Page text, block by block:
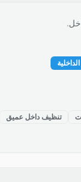
تنظيف داخل عميق